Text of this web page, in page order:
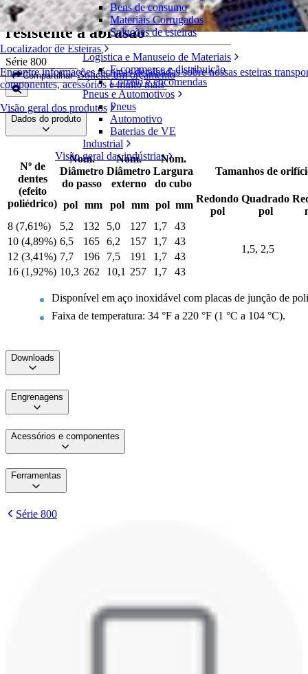
Localizador de Esteiras
Encontre informações técnicas detalhadas sobre nossas esteiras
componentes, acessórios e muito mais
Visão geral dos produtos
Bens de consumo
Materiais Corrugados
Soluções de esteiras
Logística e Manuseio de Materiais
E-commerce e distribuição
Correio e encomendas
Pneus e Automotivos
Pneus
Automotivo
Baterias de VE
Industrial
Visão geral das indústrias
Engrenagens bipartidas de metal
resistente à abrasão
Série 800
Compartilhar Solicite um orçamento
Dados do produto
Nº de
dentes
(efeito
poliédrico)
Nom.
Diâmetro
do passo
Nom.
Diâmetro
externo
Nom.
Largura
do cubo
Tamanhos de
pol mm pol mm pol mm
Redondo
pol
Quadrado
pol
8 (7,61%)
5,2 132 5,0 127 1,7
43
1,5, 2,5
10 (4,89%) 6,5 165 6,2 157 1,7
43
12 (3,41%) 7,7 196 7,5 191 1,7
43
16 (1,92%) 10,3 262 10,1 257 1,7 43
Disponível em aço inoxidável com placas de junção de
Faixa de temperatura: 34 °F a 220 °F (1 °C a 104 °C).
Downloads
Engrenagens
Acessórios e componentes
Ferramentas
Série 800